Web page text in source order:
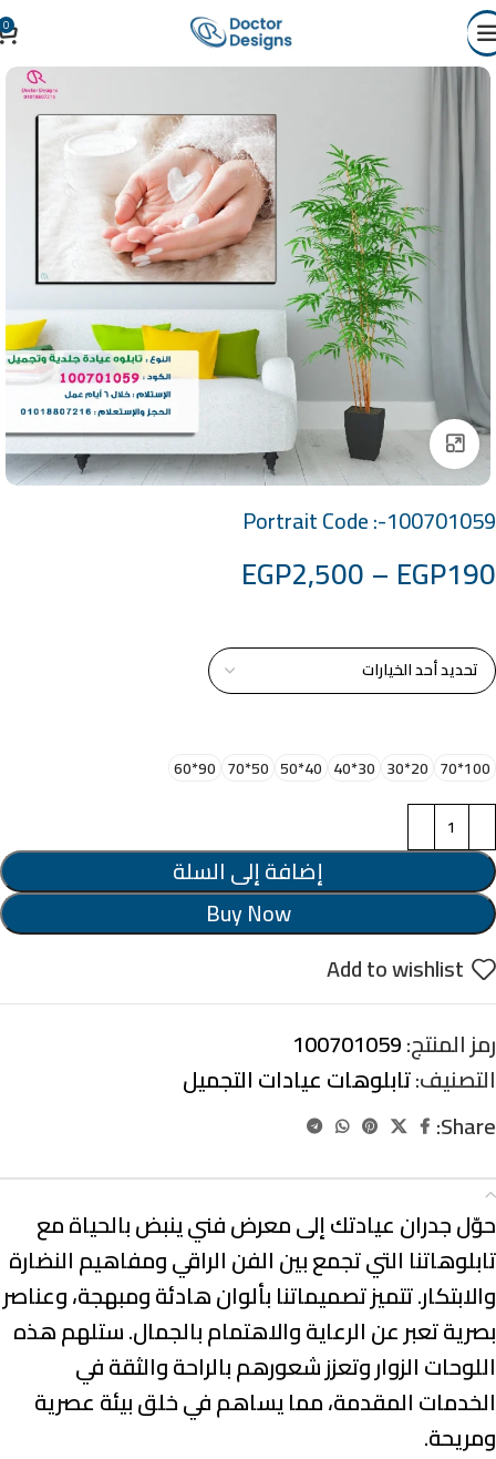
0
Click to enlarge
Portrait Code :-100701059
EGP190
–
EGP2,500
100*70
20*30
30*40
40*50
50*70
90*60
إضافة إلى السلة
Buy Now
Add to wishlist
رمز المنتج:100701059
التصنيف:تابلوهات عيادات التجميل
Share:
حوّل جدران عيادتك إلى معرض فني ينبض بالحياة مع
تابلوهاتنا التي تجمع بينالفن الراقي ومفاهيم النضارة
والابتكار. تتميز تصميماتنا بألوان هادئة ومبهجة، وعناصر
بصرية تعبر عنالرعاية والاهتمام بالجمال. ستلهم هذه
اللوحات الزوار وتعزز شعورهم بالراحة والثقة في
الخدمات المقدمة، مما يساهم في خلق بيئة عصرية
ومريحة.